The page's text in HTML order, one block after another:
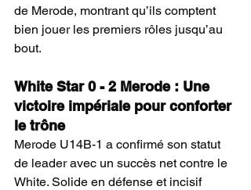
de Merode, montrant qu’ils comptent
bien jouer les premiers rôles jusqu’au
bout.
White Star 0 - 2 Merode : Une
victoire impériale pour conforter
le trône
Merode U14B-1 a confirmé son statut
de leader avec un succès net contre le
White. Solide en défense et incisif